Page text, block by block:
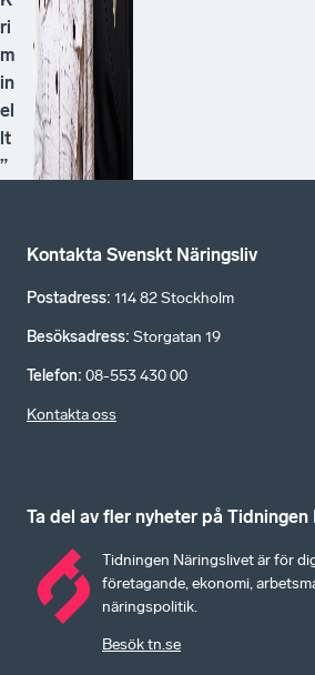
ri
m
in
el
lt
”
Kontakta Svenskt Näringsliv
Postadress: 114 82 Stockholm
Besöksadress: Storgatan 19
Telefon: 08-553 430 00
Kontakta oss
Ta del av fler nyheter på
Tidningen Näringslivet är för
företagande, ekonomi,
näringspolitik.
Besök tn.se